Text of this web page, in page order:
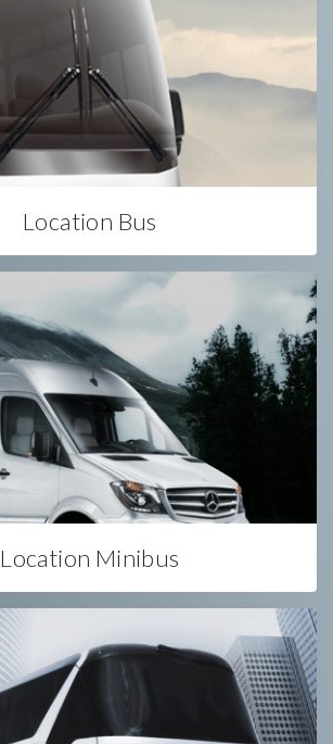
Location Bus
Location Minibus